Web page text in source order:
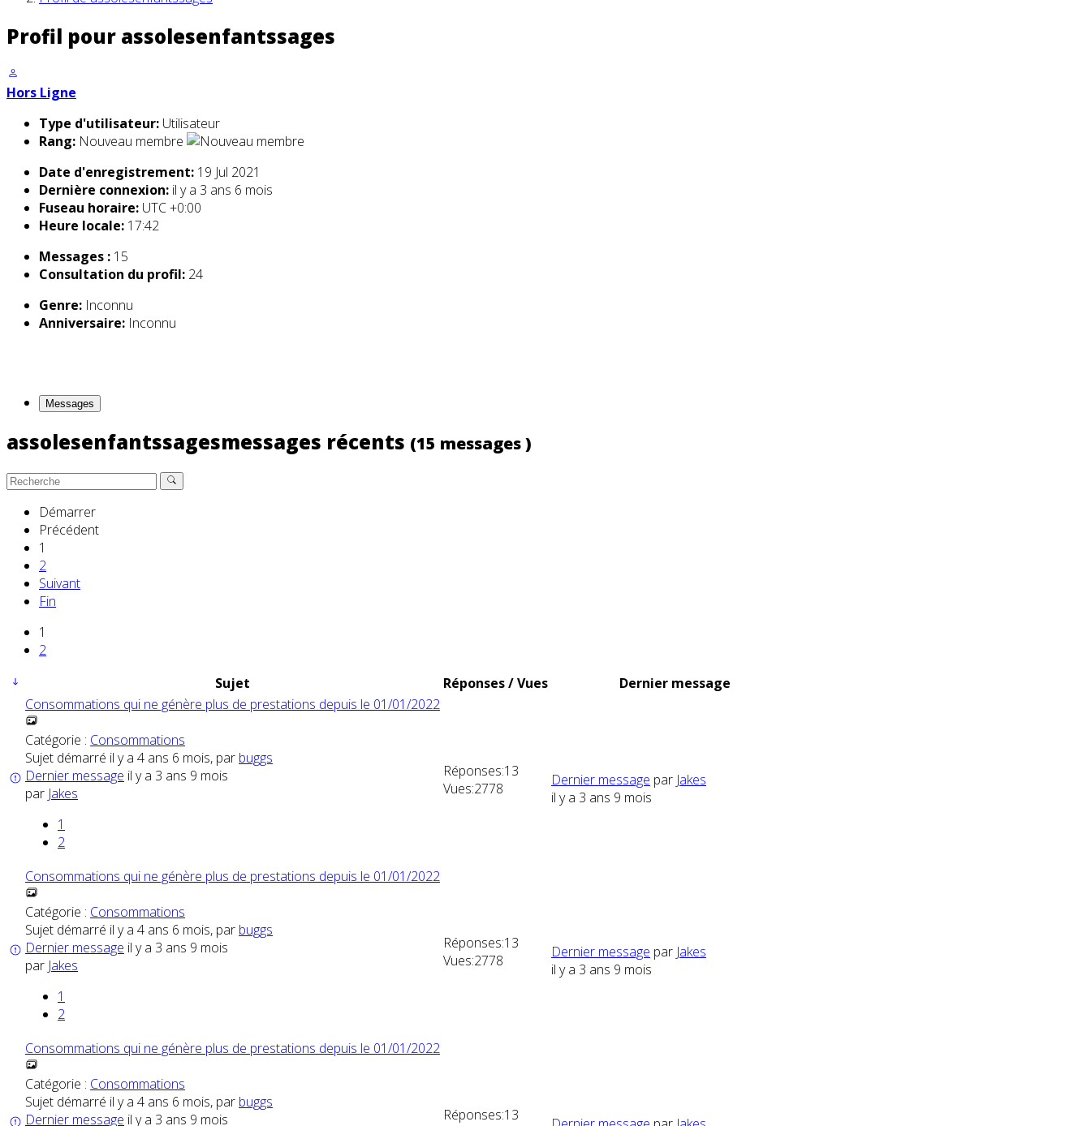
Profil pour assolesenfantssages
Hors Ligne
Type d'utilisateur: Utilisateur
Rang: Nouveau membre
Date d'enregistrement: 19 Jul 2021
Dernière connexion: il y a 3 ans 6 mois
Fuseau horaire: UTC +0:00
Heure locale: 17:42
Messages : 15
Consultation du profil: 24
Genre: Inconnu
Anniversaire: Inconnu
Messages
assolesenfantssagesmessages récents (15 messages )
Démarrer
Précédent
1
2
Suivant
Fin
1
2
Sujet
Réponses / Vues
Dernier message
Consommations qui ne génère plus de prestations depuis le 01/01/2022
Catégorie : Consommations
Sujet démarré il y a 4 ans 6 mois, par buggs
Dernier message il y a 3 ans 9 mois
par Jakes
1
2
Réponses:13
Vues:2778 Dernier message par Jakes
il y a 3 ans 9 mois
Consommations qui ne génère plus de prestations depuis le 01/01/2022
Catégorie : Consommations
Sujet démarré il y a 4 ans 6 mois, par buggs
Dernier message il y a 3 ans 9 mois
par Jakes
1
2
Réponses:13
Vues:2778 Dernier message par Jakes
il y a 3 ans 9 mois
Consommations qui ne génère plus de prestations depuis le 01/01/2022
Catégorie : Consommations
Sujet démarré il y a 4 ans 6 mois, par buggs
Dernier message il y a 3 ans 9 mois
Réponses:13